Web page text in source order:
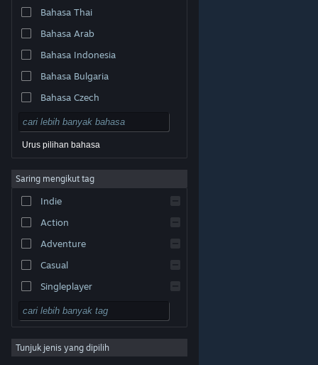
Lihat laman web desktop
© Valve Corporation. Hak cipta terpelihara. Semua
tanda dagangan ialah hak milik pemilik masing-masing
di AS dan negara-negara lain.Dasar Privasi|
Steam | Bayaran balik | Kuki
Bahasa Thai
Bahasa Arab
Bahasa Indonesia
Bahasa Bulgaria
Bahasa Czech
Bahasa Denmark
Bahasa Jerman
Bahasa Inggeris
Bahasa Sepanyol – Sepanyol
Bahasa Sepanyol – Amerika
Urus pilihan bahasa
Saring mengikut tag
Indie
Action
Adventure
Casual
Singleplayer
Simulation
RPG
Strategy
Tunjuk jenis yang dipilih